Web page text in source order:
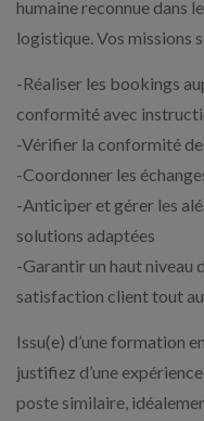
humaine reconnue dans
logistique. Vos missions
-Réaliser les bookings
conformité avec
-Vérifier la conformité
-Coordonner les
-Anticiper et gérer les
solutions adaptées
-Garantir un haut niveau
satisfaction client tout
Issu(e) d’une formation
justifiez d’une
poste similaire,